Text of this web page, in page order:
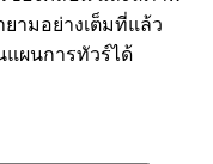
ยามอย่างเต็มที่แล้ว
แผนการทัวร์ได้